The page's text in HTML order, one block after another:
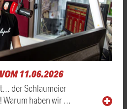
11.06.2026
der Schlaumeier
Warum haben wir …